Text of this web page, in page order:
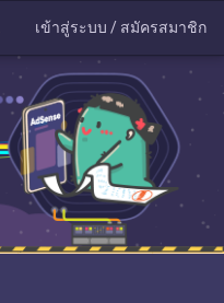
เข้าสู่ระบบ / สมัครสมาชิก